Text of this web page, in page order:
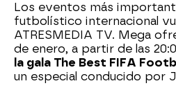
Los eventos más
futbolístico internacional
ATRESMEDIA TV. Mega
de enero, a partir de las
la gala The Best FIFA
un especial conducido por